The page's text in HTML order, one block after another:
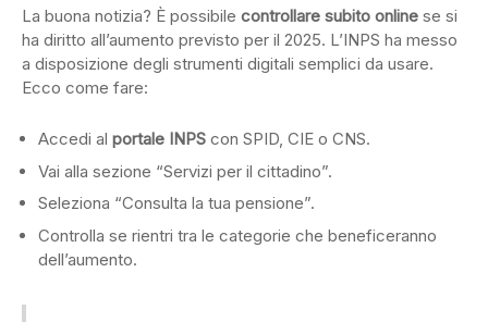
La buona notizia? È possibile controllare subito online se si
ha diritto all’aumento previsto per il 2025. L’INPS ha messo
a disposizione degli strumenti digitali semplici da usare.
Ecco come fare:
Accedi al portale INPS con SPID, CIE o CNS.
Vai alla sezione “Servizi per il cittadino”.
Seleziona “Consulta la tua pensione”.
Controlla se rientri tra le categorie che beneficeranno
dell’aumento.